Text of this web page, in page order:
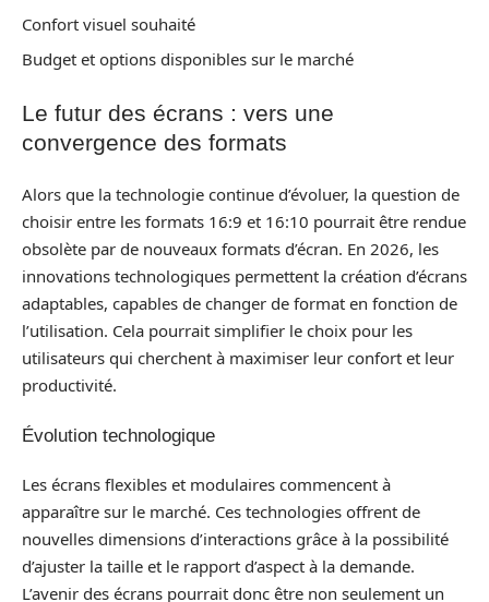
Confort visuel souhaité
Budget et options disponibles sur le marché
Le futur des écrans : vers une
convergence des formats
Alors que la technologie continue d’évoluer, la question de
choisir entre les formats 16:9 et 16:10 pourrait être rendue
obsolète par de nouveaux formats d’écran. En 2026, les
innovations technologiques permettent la création d’écrans
adaptables, capables de changer de format en fonction de
l’utilisation. Cela pourrait simplifier le choix pour les
utilisateurs qui cherchent à maximiser leur confort et leur
productivité.
Évolution technologique
Les écrans flexibles et modulaires commencent à
apparaître sur le marché. Ces technologies offrent de
nouvelles dimensions d’interactions grâce à la possibilité
d’ajuster la taille et le rapport d’aspect à la demande.
L’avenir des écrans pourrait donc être non seulement un